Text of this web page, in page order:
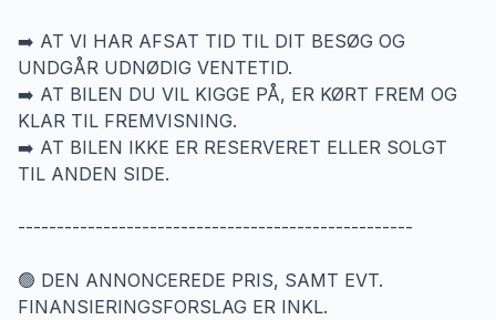
➡️ AT VI HAR AFSAT TID TIL DIT BESØG OG
UNDGÅR UDNØDIG VENTETID.
➡️ AT BILEN DU VIL KIGGE PÅ, ER KØRT FREM OG
KLAR TIL FREMVISNING.
➡️ AT BILEN IKKE ER RESERVERET ELLER SOLGT
TIL ANDEN SIDE.
---------------------------------------------------
🟢 DEN ANNONCEREDE PRIS, SAMT EVT.
FINANSIERINGSFORSLAG ER INKL.